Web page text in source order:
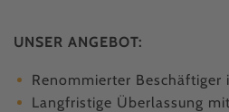
UNSER ANGEBOT:
Renommierter Beschäftiger
Langfristige Überlassung